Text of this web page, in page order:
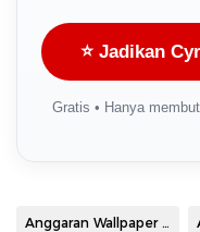
⭐ Jadikan
Gratis • Hanya
Anggaran Wallpaper Kapuas